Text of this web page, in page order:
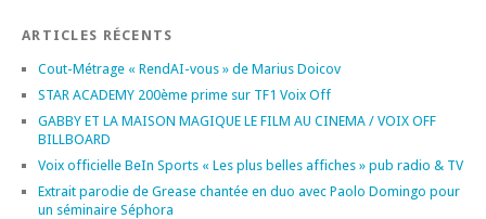
ARTICLES RÉCENTS
Cout-Métrage « RendAI-vous » de Marius Doicov
STAR ACADEMY 200ème prime sur TF1 Voix Off
GABBY ET LA MAISON MAGIQUE LE FILM AU CINEMA / VOIX OFF
BILLBOARD
Voix officielle BeIn Sports « Les plus belles affiches » pub radio & TV
Extrait parodie de Grease chantée en duo avec Paolo Domingo pour
un séminaire Séphora